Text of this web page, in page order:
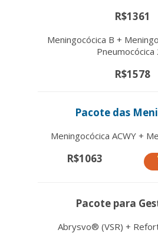
R$1361
Meningocócica B +
Pneumocócica
R$1578
Pacote das
Meningocócica ACWY +
R$1063
Pacote para
Abrysvo® (VSR) +